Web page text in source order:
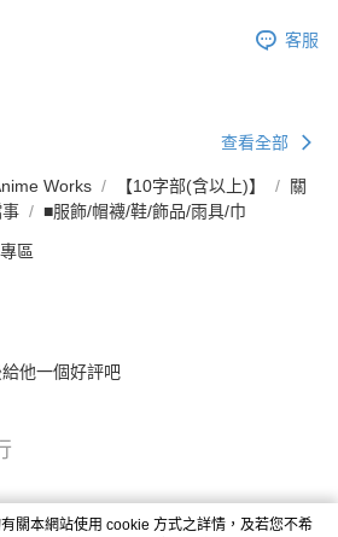
客服
查看全部
Works 【10字部(含以上)】
關
■服飾/帽襪/鞋/飾品/雨具/巾
區
他一個好評吧
關本網站使用 cookie 方式之詳情，及若您不希